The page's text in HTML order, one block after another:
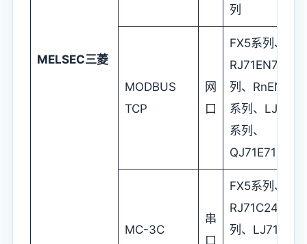
MELSEC三菱
列
MODBUS
TCP
网
口
FX5系列、
RJ71EN71系
列、RnENCPU
系列、
系列、
QJ71E71系列
MC-3C
串
口
FX5系列、
RJ71C24系
列、LJ71C24